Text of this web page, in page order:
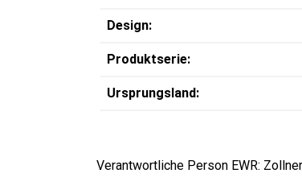
Design:
Produktserie:
Ursprungsland:
Verantwortliche Person EWR: